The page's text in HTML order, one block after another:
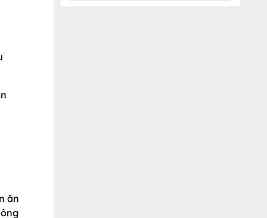
ăn